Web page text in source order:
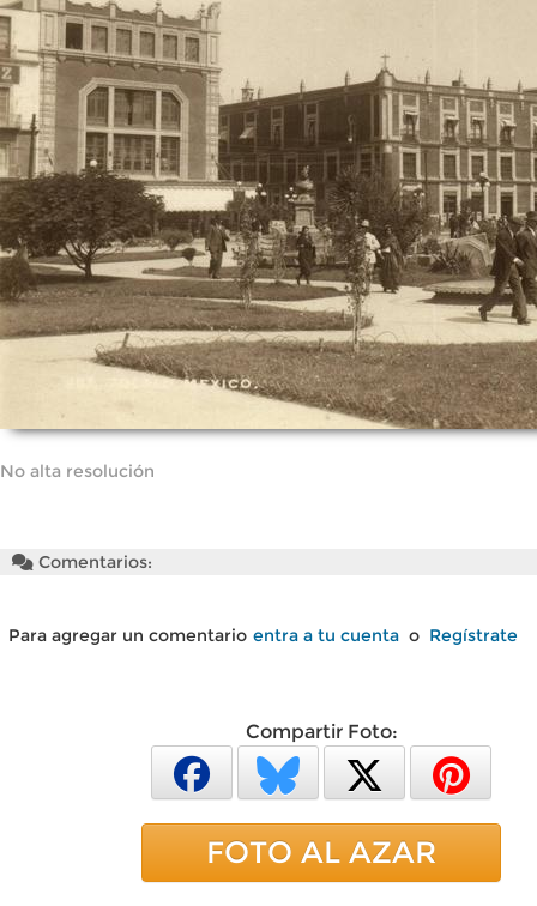
No alta resolución
Comentarios:
Para agregar un comentario entra a tu cuenta o Regístrate
Compartir Foto:
FOTO AL AZAR